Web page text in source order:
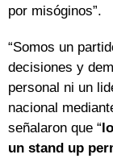
por misóginos”.
“Somos un
decisiones y
personal ni un
nacional
señalaron que “
un stand up